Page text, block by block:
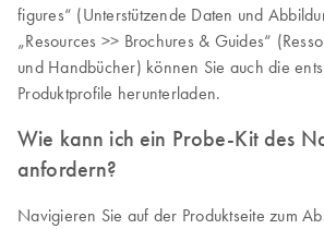
figures“ (Unterstützende Daten und
„Resources >> Brochures & Guides“
und Handbücher) können Sie auch die
Produktprofile herunterladen.
Wie kann ich ein Probe-Kit des
anfordern?
Navigieren Sie auf der Produktseite zum